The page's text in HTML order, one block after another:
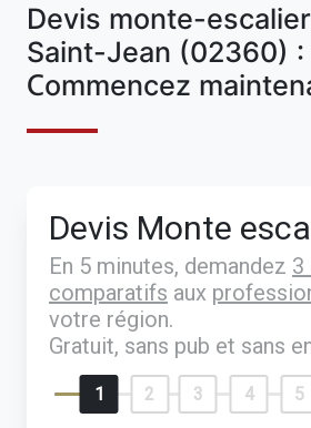
Devis monte-
Saint-Jean (02360) :
Commencez
Devis Monte
En 5 minutes, demandez 3
comparatifs aux
votre région.
Gratuit, sans pub et sans
1 2 3 4 5